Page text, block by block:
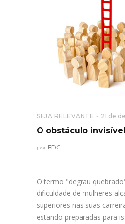
SEJA RELEVANTE 21 de
O obstáculo
por FDC
O termo "degrau
dificuldade de mulheres
superiores nas suas
estando preparadas para